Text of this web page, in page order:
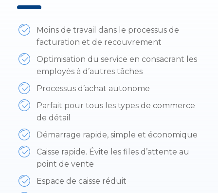
Moins de travail dans le processus de
facturation et de recouvrement
Optimisation du service en consacrant les
employés à d’autres tâches
Processus d’achat autonome
Parfait pour tous les types de commerce
de détail
Démarrage rapide, simple et économique
Caisse rapide. Évite les files d’attente au
point de vente
Espace de caisse réduit